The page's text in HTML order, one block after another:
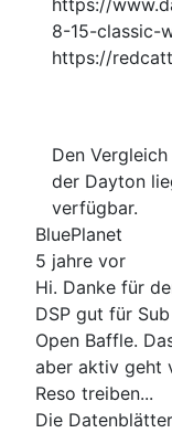
8-15-classic-
https://
Den
der Dayton
verfügbar.
BluePlanet
5 jahre vor
Hi. Danke für
DSP gut für
Open Baffle.
aber aktiv geht
Reso treiben...
Die